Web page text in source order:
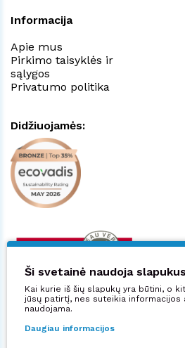
Informacija
Apie mus
Pirkimo taisyklės ir
sąlygos
Privatumo politika
Didžiuojamės:
Ši svetainė naudoja
Kai kurie iš šių slapukų yra būtini, o
jūsų patirtį, nes suteikia informacijos
naudojama.
Daugiau informacijos